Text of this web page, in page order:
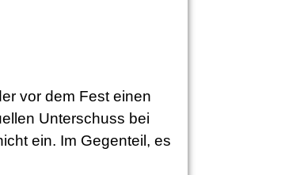
vor dem Fest einen
Unterschuss bei
ein. Im Gegenteil, es